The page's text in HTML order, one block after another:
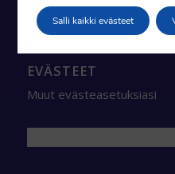
vuorokauden. Tervetuloa
EVÄSTEET
Muut evästeasetuksiasi
Salli kaikki evästeet